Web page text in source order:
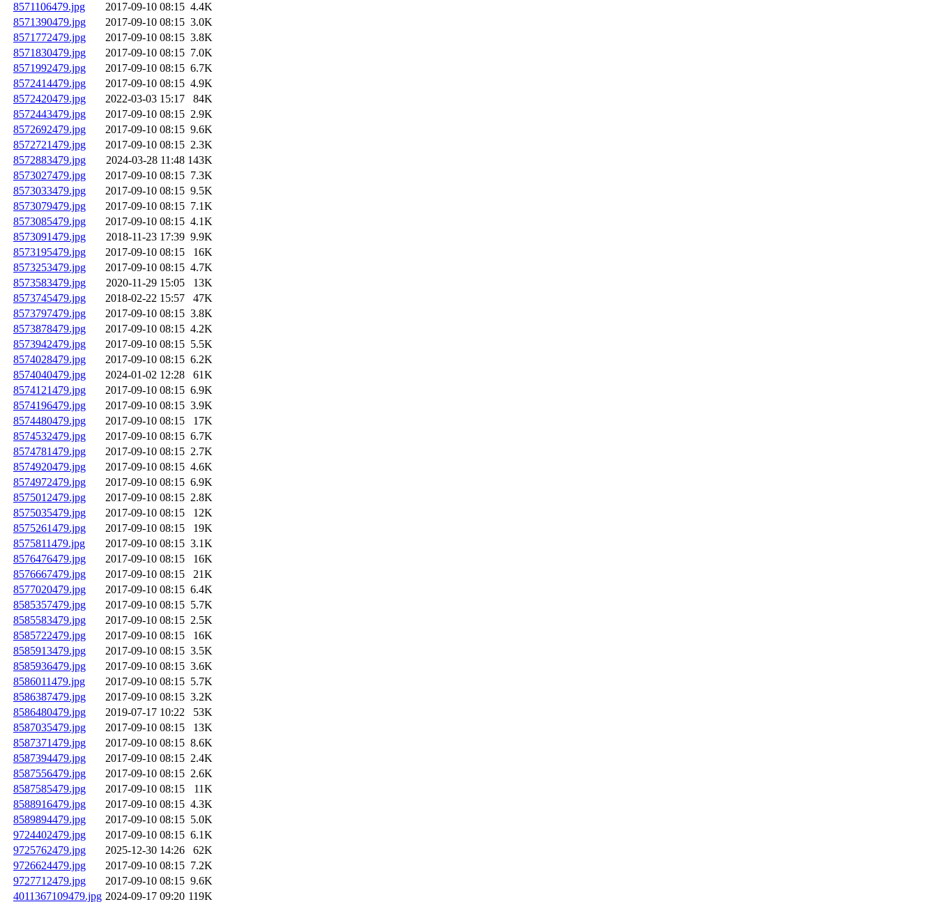
8571106479.jpg
2017-09-10 08:15 4.4K
8571390479.jpg
2017-09-10 08:15 3.0K
8571772479.jpg
2017-09-10 08:15 3.8K
8571830479.jpg
2017-09-10 08:15 7.0K
8571992479.jpg
2017-09-10 08:15 6.7K
8572414479.jpg
2017-09-10 08:15 4.9K
8572420479.jpg
2022-03-03 15:17
84K
8572443479.jpg
2017-09-10 08:15 2.9K
8572692479.jpg
2017-09-10 08:15 9.6K
8572721479.jpg
2017-09-10 08:15 2.3K
8572883479.jpg
2024-03-28 11:48 143K
8573027479.jpg
2017-09-10 08:15 7.3K
8573033479.jpg
2017-09-10 08:15 9.5K
8573079479.jpg
2017-09-10 08:15 7.1K
8573085479.jpg
2017-09-10 08:15 4.1K
8573091479.jpg
2018-11-23 17:39 9.9K
8573195479.jpg
2017-09-10 08:15
16K
8573253479.jpg
2017-09-10 08:15 4.7K
8573583479.jpg
2020-11-29 15:05
13K
8573745479.jpg
2018-02-22 15:57
47K
8573797479.jpg
2017-09-10 08:15 3.8K
8573878479.jpg
2017-09-10 08:15 4.2K
8573942479.jpg
2017-09-10 08:15 5.5K
8574028479.jpg
2017-09-10 08:15 6.2K
8574040479.jpg
2024-01-02 12:28
61K
8574121479.jpg
2017-09-10 08:15 6.9K
8574196479.jpg
2017-09-10 08:15 3.9K
8574480479.jpg
2017-09-10 08:15
17K
8574532479.jpg
2017-09-10 08:15 6.7K
8574781479.jpg
2017-09-10 08:15 2.7K
8574920479.jpg
2017-09-10 08:15 4.6K
8574972479.jpg
2017-09-10 08:15 6.9K
8575012479.jpg
2017-09-10 08:15 2.8K
8575035479.jpg
2017-09-10 08:15
12K
8575261479.jpg
2017-09-10 08:15
19K
8575811479.jpg
2017-09-10 08:15 3.1K
8576476479.jpg
2017-09-10 08:15
16K
8576667479.jpg
2017-09-10 08:15
21K
8577020479.jpg
2017-09-10 08:15 6.4K
8585357479.jpg
2017-09-10 08:15 5.7K
8585583479.jpg
2017-09-10 08:15 2.5K
8585722479.jpg
2017-09-10 08:15
16K
8585913479.jpg
2017-09-10 08:15 3.5K
8585936479.jpg
2017-09-10 08:15 3.6K
8586011479.jpg
2017-09-10 08:15 5.7K
8586387479.jpg
2017-09-10 08:15 3.2K
8586480479.jpg
2019-07-17 10:22
53K
8587035479.jpg
2017-09-10 08:15
13K
8587371479.jpg
2017-09-10 08:15 8.6K
8587394479.jpg
2017-09-10 08:15 2.4K
8587556479.jpg
2017-09-10 08:15 2.6K
8587585479.jpg
2017-09-10 08:15
11K
8588916479.jpg
2017-09-10 08:15 4.3K
8589894479.jpg
2017-09-10 08:15 5.0K
9724402479.jpg
2017-09-10 08:15 6.1K
9725762479.jpg
2025-12-30 14:26
62K
9726624479.jpg
2017-09-10 08:15 7.2K
9727712479.jpg
2017-09-10 08:15 9.6K
4011367109479.jpg 2024-09-17 09:20 119K